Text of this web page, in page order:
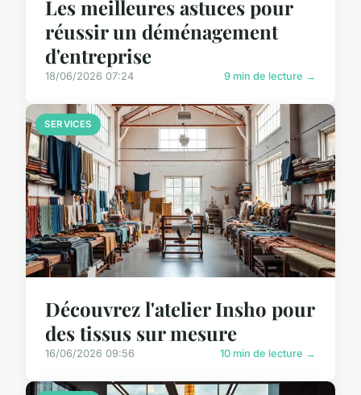
Les meilleures astuces pour
réussir un déménagement
d'entreprise
18/06/2026 07:24 9 min de lecture →
SERVICES
Découvrez l'atelier Insho pour
des tissus sur mesure
16/06/2026 09:56 10 min de lecture →